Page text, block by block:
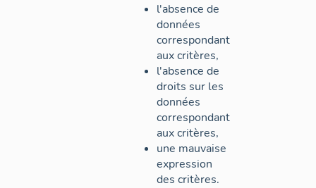
l'absence de
données
correspondant
aux critères,
l'absence de
droits sur les
données
correspondant
aux critères,
une mauvaise
expression
des critères.